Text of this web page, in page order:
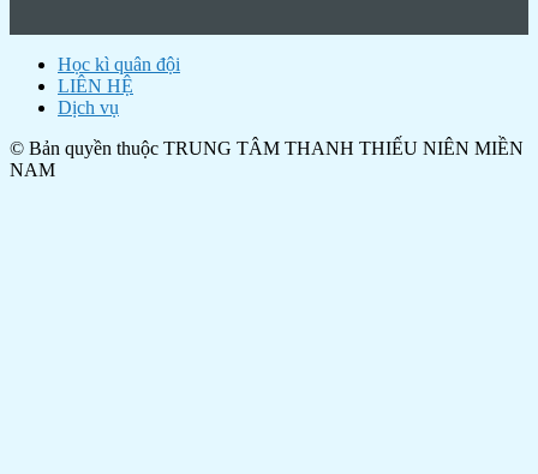
Học kì quân đội
LIÊN HỆ
Dịch vụ
© Bản quyền thuộc TRUNG TÂM THANH THIẾU NIÊN MIỀN
NAM